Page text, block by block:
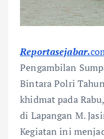
Reportasejabar.
Pengambilan
Bintara Polri
khidmat pada
di Lapangan M.
Kegiatan ini